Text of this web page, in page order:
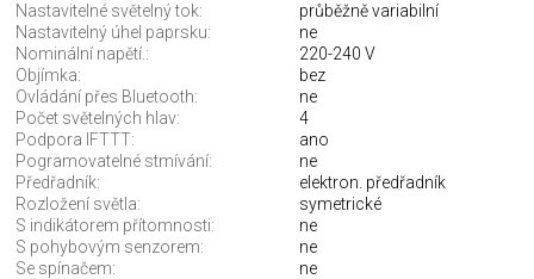
Nastavitelné světelný tok:
průběžně variabilní
Nastavitelný úhel paprsku:
ne
Nominální napětí.:
220-240 V
Objímka:
bez
Ovládání přes Bluetooth:
ne
Počet světelných hlav:
4
Podpora IFTTT:
ano
Pogramovatelné stmívání:
ne
Předřadník:
elektron. předřadník
Rozložení světla:
symetrické
S indikátorem přítomnosti:
ne
S pohybovým senzorem:
ne
Se spínačem:
ne